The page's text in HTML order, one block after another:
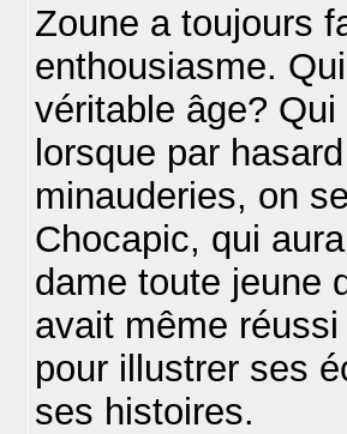
Zoune a toujours
enthousiasme.
véritable âge?
lorsque par
minauderies, on
Chocapic, qui
dame toute jeune
avait même
pour illustrer ses
ses histoires.